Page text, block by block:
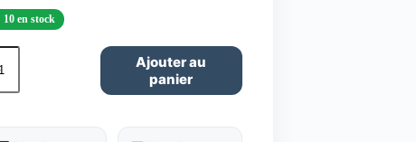
10 en stock
Ajouter au
panier